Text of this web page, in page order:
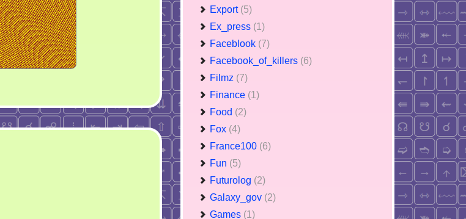
Export (5)
Ex_press (1)
Faceblook (7)
Facebook_of_killers (6)
Filmz (7)
Finance (1)
Food (2)
Fox (4)
France100 (6)
Fun (5)
Futurolog (2)
Galaxy_gov (2)
Games (1)